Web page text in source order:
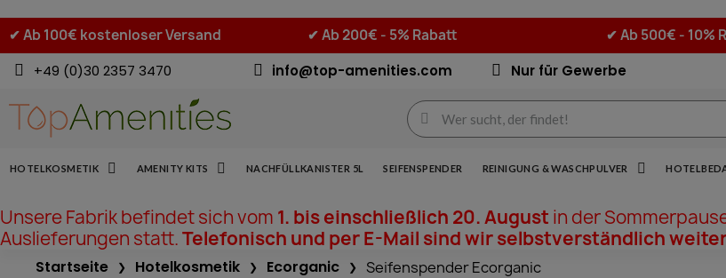
✔Ab 100€ kostenloser Versand ✔Ab 200€ - 5% Rabatt ✔Ab 500€ - 10%
+49 (0)30 2357 3470
info@top-amenities.com Nur für Gewerbe
HOTELKOSMETIK AMENITY KITS NACHFÜLLKANISTER 5L SEIFENSPENDER REINIGUNG & WASCHPULVER
Unsere Fabrik befindet sich vom 1. bis einschließlich 20. August in der
Auslieferungen statt.Telefonisch und per E-Mail sind wir selbstverständlich
Startseite Hotelkosmetik Ecorganic
Seifenspender Ecorganic